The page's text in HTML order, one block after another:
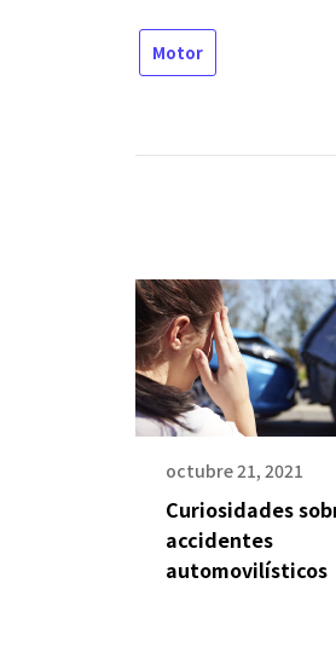
Motor
octubre 21, 2021
Curiosidades
accidentes
automovilísticos